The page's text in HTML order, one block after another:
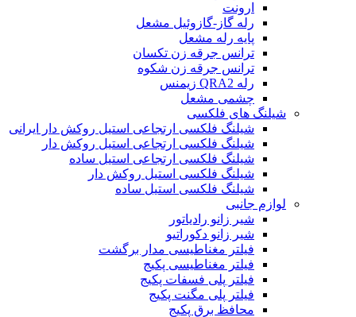
ارونت
رله گاز-گازوئیل مشعل
پایه رله مشعل
ترانس جرقه زن تکسان
ترانس جرقه زن شکوه
رله QRA2 زیمنس
چشمی مشعل
شیلنگ های فلکسی
شیلنگ فلکسی ارتجاعی استیل روکش دار ایرانی
شیلنگ فلکسی ارتجاعی استیل روکش دار
شیلنگ فلکسی ارتجاعی استیل ساده
شیلنگ فلکسی استیل روکش دار
شیلنگ فلکسی استیل ساده
لوازم جانبی
شیر زانو رادیاتور
شیر زانو دکوراتیو
فیلتر مغناطیسی مدار برگشت
فیلتر مغناطیسی پکیج
فیلتر پلی فسفات پکیج
فیلتر پلی مگنت پکیج
محافظ برق پکیج